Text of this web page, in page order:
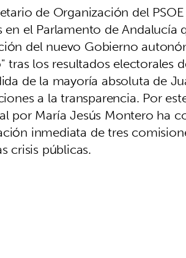
de Organización del
en el Parlamento de
del nuevo Gobierno
tras los resultados electorales
de la mayoría absoluta de
a la transparencia. Por
por María Jesús Montero ha
inmediata de tres
crisis públicas.